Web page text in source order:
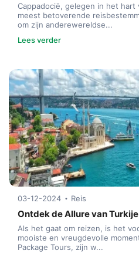
Cappadocië, gelegen in het hart
meest betoverende
om zijn anderewereldse...
Lees verder
03-12-2024 Reis
Ontdek de Allure van Turkije
Als het gaat om reizen, is het
mooiste en vreugdevolle
Package Tours, zijn w...